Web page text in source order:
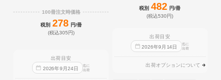
100冊注文時価格
税別 278 円/冊
(税込305円)
出荷目安
2026年9 月24日
迄に
出荷
税別 482 円/冊
(税込530円)
出荷目安
2026年9 月 14日
迄に
出荷
出荷オプションについて